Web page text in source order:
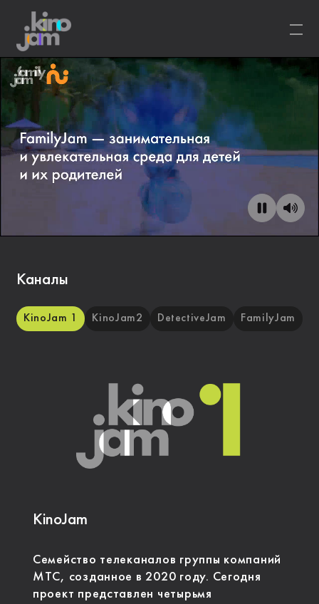
Каналы
KinoJam 1 KinoJam2 DetectiveJam FamilyJam
KinoJam
Cемейство телеканалов группы компаний
МТС, созданное в 2020 году. Сегодня
проект представлен четырьмя